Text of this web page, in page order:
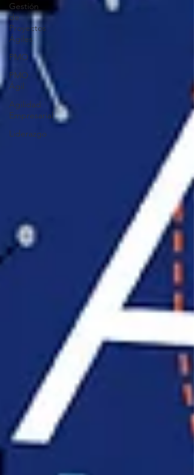
Gestión
de
Proyectos
Ágiles
PMO
PMO
Ágil
Agilidad
Empresarial
Liderazgo